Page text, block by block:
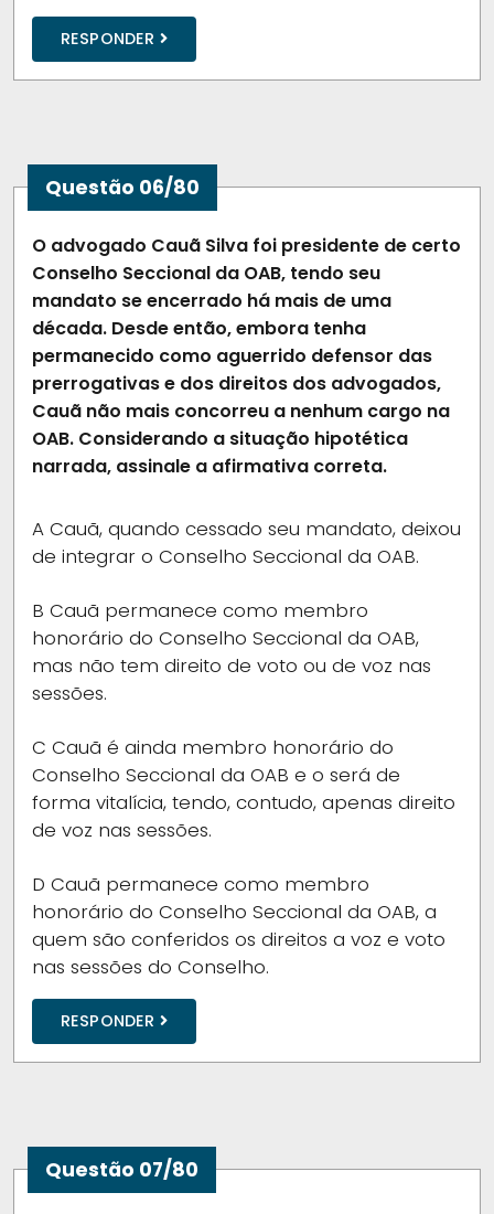
RESPONDER
Questão 06/80
O advogado Cauã Silva foi presidente de certo
Conselho Seccional da OAB, tendo seu
mandato se encerrado há mais de uma
década. Desde então, embora tenha
permanecido como aguerrido defensor das
prerrogativas e dos direitos dos advogados,
Cauã não mais concorreu a nenhum cargo na
OAB. Considerando a situação hipotética
narrada, assinale a afirmativa correta.
A Cauã, quando cessado seu mandato, deixou
de integrar o Conselho Seccional da OAB.
B Cauã permanece como membro
honorário do Conselho Seccional da OAB,
mas não tem direito de voto ou de voz nas
sessões.
C Cauã é ainda membro honorário do
Conselho Seccional da OAB e o será de
forma vitalícia, tendo, contudo, apenas direito
de voz nas sessões.
D Cauã permanece como membro
honorário do Conselho Seccional da OAB, a
quem são conferidos os direitos a voz e voto
nas sessões do Conselho.
RESPONDER
Questão 07/80